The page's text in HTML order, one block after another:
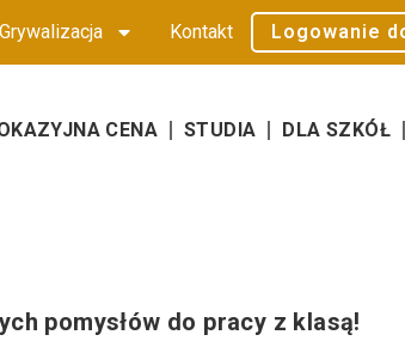
Grywalizacja Kontakt Logowanie
CENA STUDIA DLA SZKÓŁ
pomysłów do pracy z klasą!